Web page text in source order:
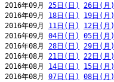
2016年09月 25日(日) 26日(月)
2016年09月 18日(日) 19日(月)
2016年09月 11日(日) 12日(月)
2016年09月 04日(日) 05日(月)
2016年08月 28日(日) 29日(月)
2016年08月 21日(日) 22日(月)
2016年08月 14日(日) 15日(月)
2016年08月 07日(日) 08日(月)